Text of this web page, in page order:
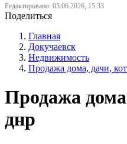
Редактировано: 05.06.2026, 15:33
Поделиться
Главная
Докучаевск
Недвижимость
Продажа дома, дачи,
Продажа дома
днр